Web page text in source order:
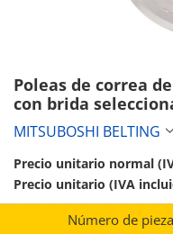
Poleas de correa
con brida
/ bruñido,
(S3-48S8M0400BF-
MITSUBOSHI BELTING
Precio unitario normal
Precio unitario (IVA
Número de